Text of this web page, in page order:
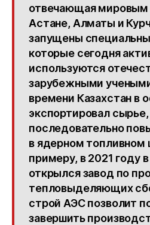
отвечающая мировым
Астане, Алматы и
запущены
которые сегодня
используются
зарубежными
времени Казахстан в
экспортировал
последовательно
в ядерном топливном
примеру, в 2021 году
открылся завод по
тепловыделяющих
строй АЭС позволит
завершить